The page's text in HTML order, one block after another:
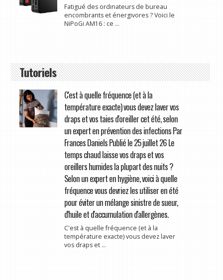
Fatigué des ordinateurs de bureau
encombrants et énergivores ? Voici le
NiPoGi AM16 : ce ...
Tutoriels
C'est à quelle fréquence (et à la
température exacte) vous devez laver vos
draps et vos taies d'oreiller cet été, selon
un expert en prévention des infections Par
Frances Daniels Publié le 25 juillet 26 Le
temps chaud laisse vos draps et vos
oreillers humides la plupart des nuits ?
Selon un expert en hygiène, voici à quelle
fréquence vous devriez les utiliser en été
pour éviter un mélange sinistre de sueur,
d'huile et d'accumulation d'allergènes.
C'est à quelle fréquence (et à la
température exacte) vous devez laver
vos draps et ...